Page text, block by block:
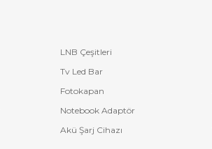
LNB Çeşitleri
Tv Led Bar
Fotokapan
Notebook Adaptör
Akü Şarj Cihazı